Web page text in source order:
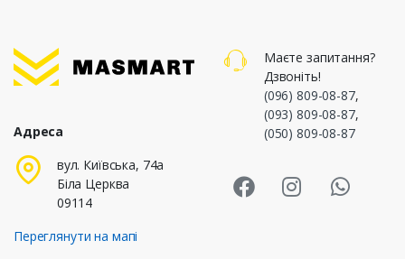
Адреса
вул. Київська, 74а
Біла Церква
09114
Переглянути на мапі
Маєте запитання?
Дзвоніть!
(096) 809-08-87,
(093) 809-08-87,
(050) 809-08-87